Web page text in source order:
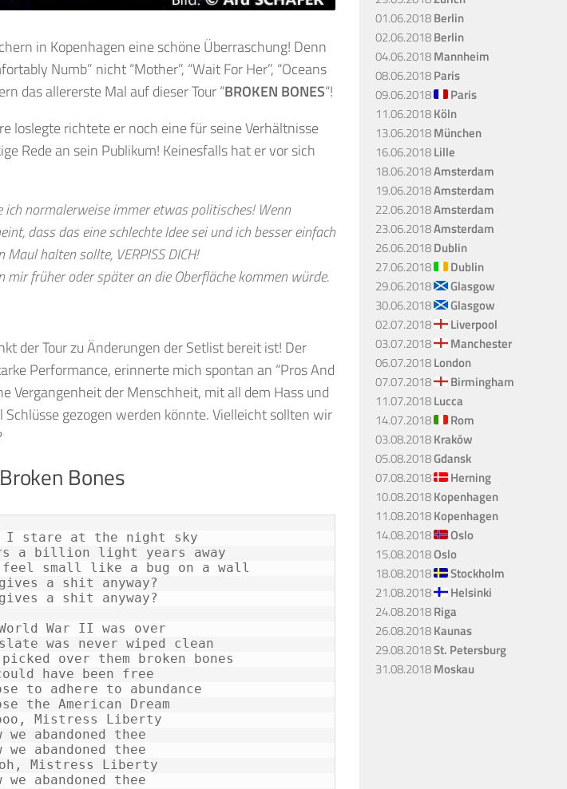
in Kopenhagen eine schöne Überraschung! Denn
Numb” nicht “Mother”, “Wait For Her”, “Oceans
das allererste Mal auf dieser Tour “BROKEN BONES“!
loslegte richtete er noch eine für seine Verhältnisse
Rede an sein Publikum! Keinesfalls hat er vor sich
ich normalerweise immer etwas politisches! Wenn
dass das eine schlechte Idee sei und ich besser einfach
halten sollte, VERPISS DICH!
früher oder später an die Oberfläche kommen würde.
der Tour zu Änderungen der Setlist bereit ist! Der
Performance, erinnerte mich spontan an “Pros And
Vergangenheit der Menschheit, mit all dem Hass und
gezogen werden könnte. Vielleicht sollten wir
Broken Bones
I stare at the night sky
a billion light years away
feel small like a bug on a wall
gives a shit anyway?
gives a shit anyway?
World War II was over
was never wiped clean
over them broken bones
have been free
to adhere to abundance
the American Dream
Mistress Liberty
we abandoned thee
we abandoned thee
Mistress Liberty
we abandoned thee
01.06.2018Berlin
02.06.2018Berlin
04.06.2018Mannheim
08.06.2018Paris
09.06.2018
Paris
11.06.2018Köln
13.06.2018München
16.06.2018Lille
18.06.2018Amsterdam
19.06.2018Amsterdam
22.06.2018Amsterdam
23.06.2018Amsterdam
26.06.2018Dublin
27.06.2018
Dublin
29.06.2018
Glasgow
30.06.2018
Glasgow
02.07.2018
Liverpool
03.07.2018
Manchester
06.07.2018London
07.07.2018
Birmingham
11.07.2018Lucca
14.07.2018
Rom
03.08.2018Kraków
05.08.2018Gdansk
07.08.2018
Herning
10.08.2018Kopenhagen
11.08.2018Kopenhagen
14.08.2018
Oslo
15.08.2018Oslo
18.08.2018
Stockholm
21.08.2018
Helsinki
24.08.2018Riga
26.08.2018Kaunas
29.08.2018St. Petersburg
31.08.2018Moskau